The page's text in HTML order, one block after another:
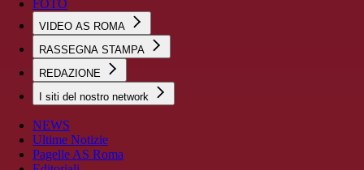
FOTO
VIDEO AS ROMA
RASSEGNA STAMPA
REDAZIONE
I siti del nostro network
NEWS
Ultime Notizie
Pagelle AS Roma